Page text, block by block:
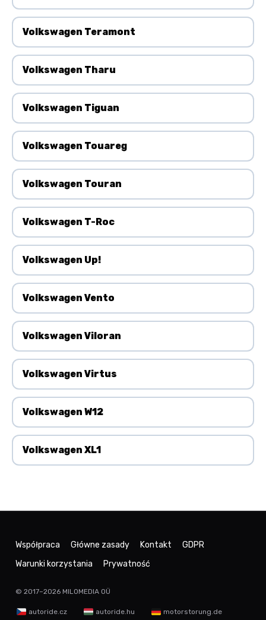
Volkswagen Teramont
Volkswagen Tharu
Volkswagen Tiguan
Volkswagen Touareg
Volkswagen Touran
Volkswagen T-Roc
Volkswagen Up!
Volkswagen Vento
Volkswagen Viloran
Volkswagen Virtus
Volkswagen W12
Volkswagen XL1
Współpraca Główne zasady Kontakt
GDPR
Warunki korzystania
Prywatność
© 2017–2026 MILOMEDIA OÜ
autoride.cz autoride.hu motorstorung.de